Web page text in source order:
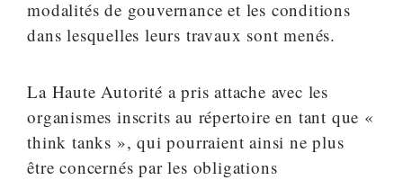
modalités de gouvernance et les conditions
dans lesquelles leurs travaux sont menés.
La Haute Autorité a pris attache avec les
organismes inscrits au répertoire en tant que «
think tanks », qui pourraient ainsi ne plus
être concernés par les obligations